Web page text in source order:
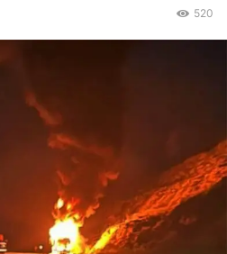
520